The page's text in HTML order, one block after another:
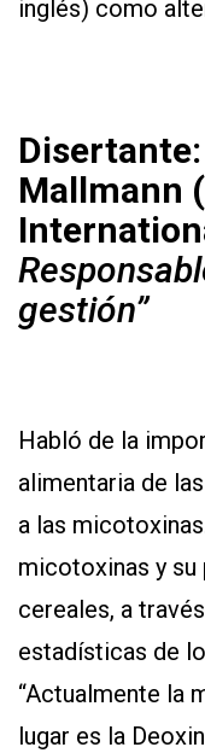
inglés) como
Mallmann
gestión”
Habló de la
alimentaria de
a las
micotoxinas y su
cereales, a
estadísticas de
“Actualmente la
lugar es la